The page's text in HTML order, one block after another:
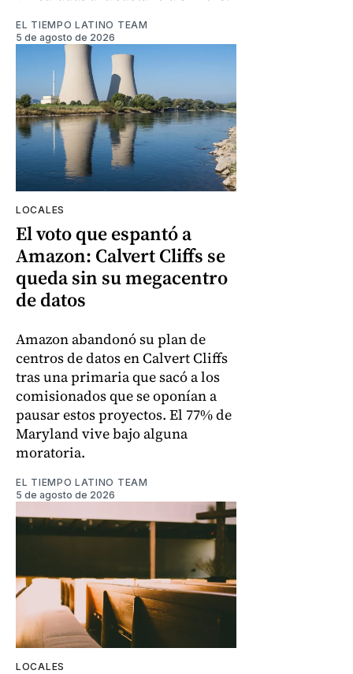
EL TIEMPO LATINO TEAM
5 de agosto de 2026
LOCALES
El voto que espantó a
Amazon: Calvert Cliffs se
queda sin su megacentro
de datos
Amazon abandonó su plan de
centros de datos en Calvert Cliffs
tras una primaria que sacó a los
comisionados que se oponían a
pausar estos proyectos. El 77% de
Maryland vive bajo alguna
moratoria.
EL TIEMPO LATINO TEAM
5 de agosto de 2026
LOCALES